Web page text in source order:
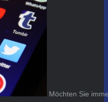
Möchten Sie